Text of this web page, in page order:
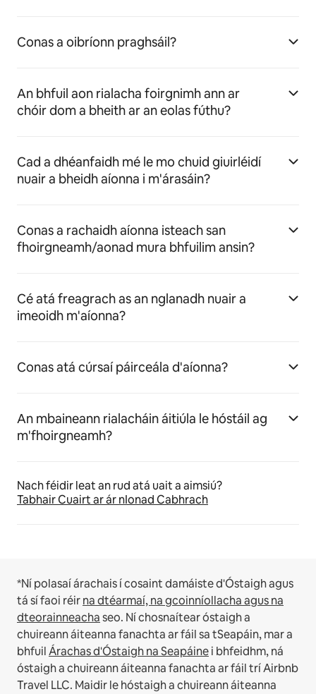
Conas a oibríonn praghsáil?
An bhfuil aon rialacha foirgnimh ann ar
chóir dom a bheith ar an eolas fúthu?
Cad a dhéanfaidh mé le mo chuid giuirléidí
nuair a bheidh aíonna i m'árasáin?
Conas a rachaidh aíonna isteach san
fhoirgneamh/aonad mura bhfuilim ansin?
Cé atá freagrach as an nglanadh nuair a
imeoidh m'aíonna?
Conas atá cúrsaí páirceála d'aíonna?
An mbaineann rialacháin áitiúla le hóstáil ag
m'fhoirgneamh?
Nach féidir leat an rud atá uait a aimsiú?
Tabhair Cuairt ar ár nIonad Cabhrach
*Ní polasaí árachais í cosaint damáiste d'Óstaigh agus
tá sí faoi réirna dtéarmaí, na gcoinníollacha agus na
dteorainneachaseo. Ní chosnaítear óstaigh a
chuireann áiteanna fanachta ar fáil sa tSeapáin, mar a
bhfuilÁrachas d'Óstaigh na Seapáinei bhfeidhm, ná
óstaigh a chuireann áiteanna fanachta ar fáil trí Airbnb
Travel LLC. Maidir le hóstaigh a chuireann áiteanna